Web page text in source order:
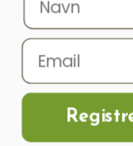
PARROT Blomsterløk